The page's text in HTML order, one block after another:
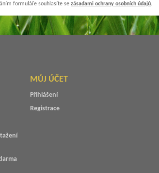
formuláře souhlasíte se zásadami ochrany osobních údajů.
MŮJ ÚČET
Přihlášení
Registrace